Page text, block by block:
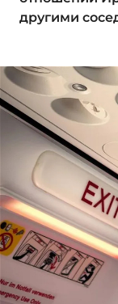
другими